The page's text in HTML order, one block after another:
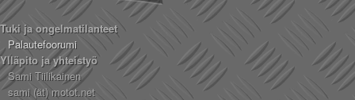
Tuki ja ongelmatilanteet
Palautefoorumi
Ylläpito ja yhteistyö
Sami Tiilikainen
sami (ät) motot.net